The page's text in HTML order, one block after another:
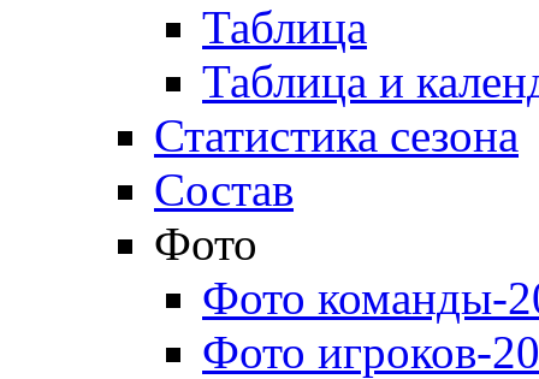
Таблица
Таблица и
Статистика сезона
Состав
Фото
Фото команды-
Фото игроков-